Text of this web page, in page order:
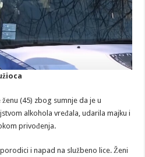
(45) zbog sumnje da je u
alkohola vređala, udarila majku i
privođenja.
i napad na službeno lice. Ženi